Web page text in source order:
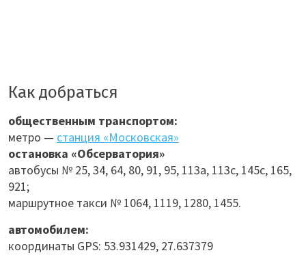
Как добраться
общественным транспортом:
метро — станция «Московская»
остановка «Обсерватория»
автобусы № 25, 34, 64, 80, 91, 95, 113а, 113с, 145с, 165,
921;
маршрутное такси № 1064, 1119, 1280, 1455.
автомобилем:
координаты GPS: 53.931429, 27.637379